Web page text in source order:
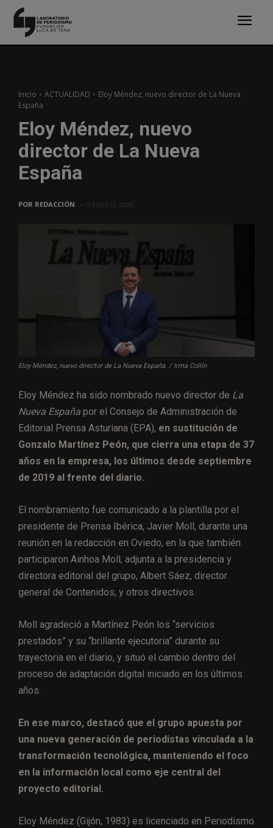
Inicio ACTUALIDAD
Eloy Méndez, nuevo director de La Nueva
España
Eloy Méndez, nuevo
director de La Nueva
España
POR REDACCIÓN
Eloy Méndez, nuevo director de La Nueva España. / Irma Collín
Eloy Méndez ha sido nombrado nuevo director de La
Nueva España por el Consejo de Administración de
Editorial Prensa Asturiana (EPA), en sustitución de
Gonzalo Martínez Peón, que cierra una etapa de 37
años en la empresa, los últimos desde septiembre
de 2019 al frente del diario.
El nombramiento fue comunicado a la plantilla por el
presidente de Prensa Ibérica, Javier Moll, durante una
reunión en la redacción en Oviedo, en la que también
participaron Ainhoa Moll, adjunta a la presidencia y
directora editorial del grupo, Albert Sáez, director
general de Contenidos, y otros directivos.
Moll agradeció a Martínez Peón los “servicios
prestados” y su “brillante ejecutoria” durante su
trayectoria en el diario, y situó el cambio dentro del
proceso de adaptación digital iniciado en los últimos
años.
En ese marco, destacó que el grupo apuesta por
una nueva generación de periodistas vinculada a la
transformación tecnológica, manteniendo el foco
en la información local como eje central del
proyecto editorial.
Eloy Méndez (Gijón, 1983) es licenciado en Periodismo